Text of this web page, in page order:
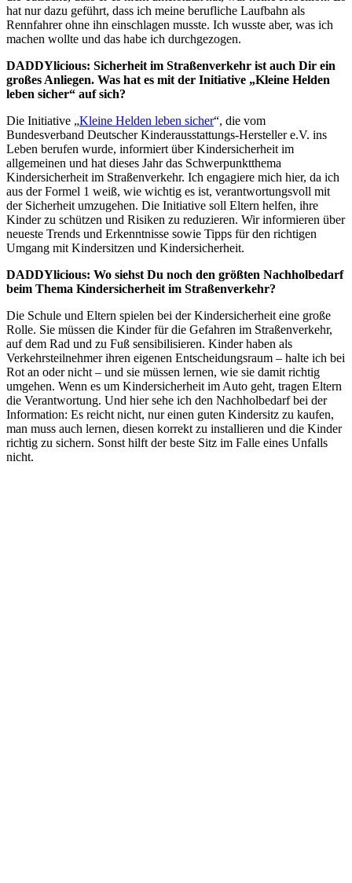
hat nur dazu geführt, dass ich meine berufliche Laufbahn als
Rennfahrer ohne ihn einschlagen musste. Ich wusste aber, was ich
machen wollte und das habe ich durchgezogen.
DADDYlicious: Sicherheit im Straßenverkehr ist auch Dir ein
großes Anliegen. Was hat es mit der Initiative „Kleine Helden
leben sicher“ auf sich?
Die Initiative „Kleine Helden leben sicher“, die vom
Bundesverband Deutscher Kinderausstattungs-Hersteller e.V. ins
Leben berufen wurde, informiert über Kindersicherheit im
allgemeinen und hat dieses Jahr das Schwerpunktthema
Kindersicherheit im Straßenverkehr. Ich engagiere mich hier, da ich
aus der Formel 1 weiß, wie wichtig es ist, verantwortungsvoll mit
der Sicherheit umzugehen. Die Initiative soll Eltern helfen, ihre
Kinder zu schützen und Risiken zu reduzieren. Wir informieren über
neueste Trends und Erkenntnisse sowie Tipps für den richtigen
Umgang mit Kindersitzen und Kindersicherheit.
DADDYlicious: Wo siehst Du noch den größten Nachholbedarf
beim Thema Kindersicherheit im Straßenverkehr?
Die Schule und Eltern spielen bei der Kindersicherheit eine große
Rolle. Sie müssen die Kinder für die Gefahren im Straßenverkehr,
auf dem Rad und zu Fuß sensibilisieren. Kinder haben als
Verkehrsteilnehmer ihren eigenen Entscheidungsraum – halte ich bei
Rot an oder nicht – und sie müssen lernen, wie sie damit richtig
umgehen. Wenn es um Kindersicherheit im Auto geht, tragen Eltern
die Verantwortung. Und hier sehe ich den Nachholbedarf bei der
Information: Es reicht nicht, nur einen guten Kindersitz zu kaufen,
man muss auch lernen, diesen korrekt zu installieren und die Kinder
richtig zu sichern. Sonst hilft der beste Sitz im Falle eines Unfalls
nicht.